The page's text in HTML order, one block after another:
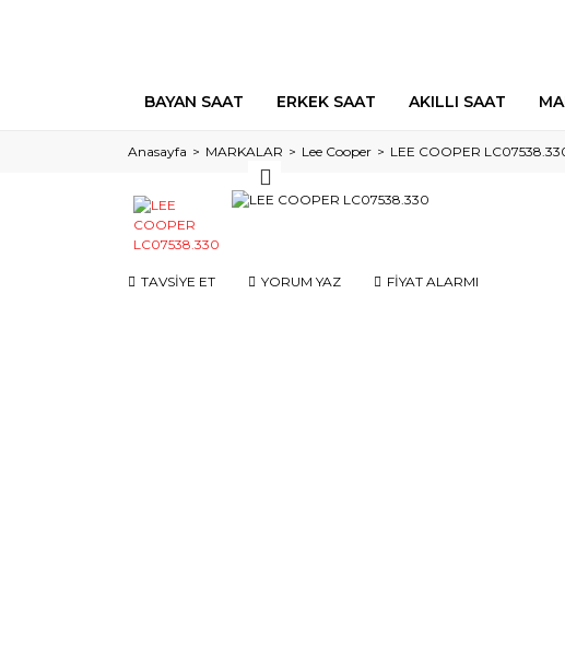
BAYAN SAAT ERKEK SAAT AKILLI SAAT
Anasayfa MARKALAR Lee Cooper LEE COOPER
TAVSİYE ET YORUM YAZ FİYAT ALARMI